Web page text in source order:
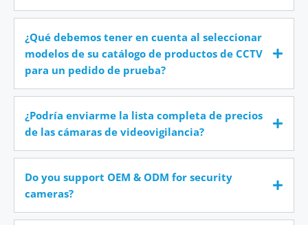
¿Qué debemos tener en cuenta al seleccionar
modelos de su catálogo de productos de CCTV
para un pedido de prueba?
¿Podría enviarme la lista completa de precios
de las cámaras de videovigilancia?
Do you support OEM & ODM for security
cameras?